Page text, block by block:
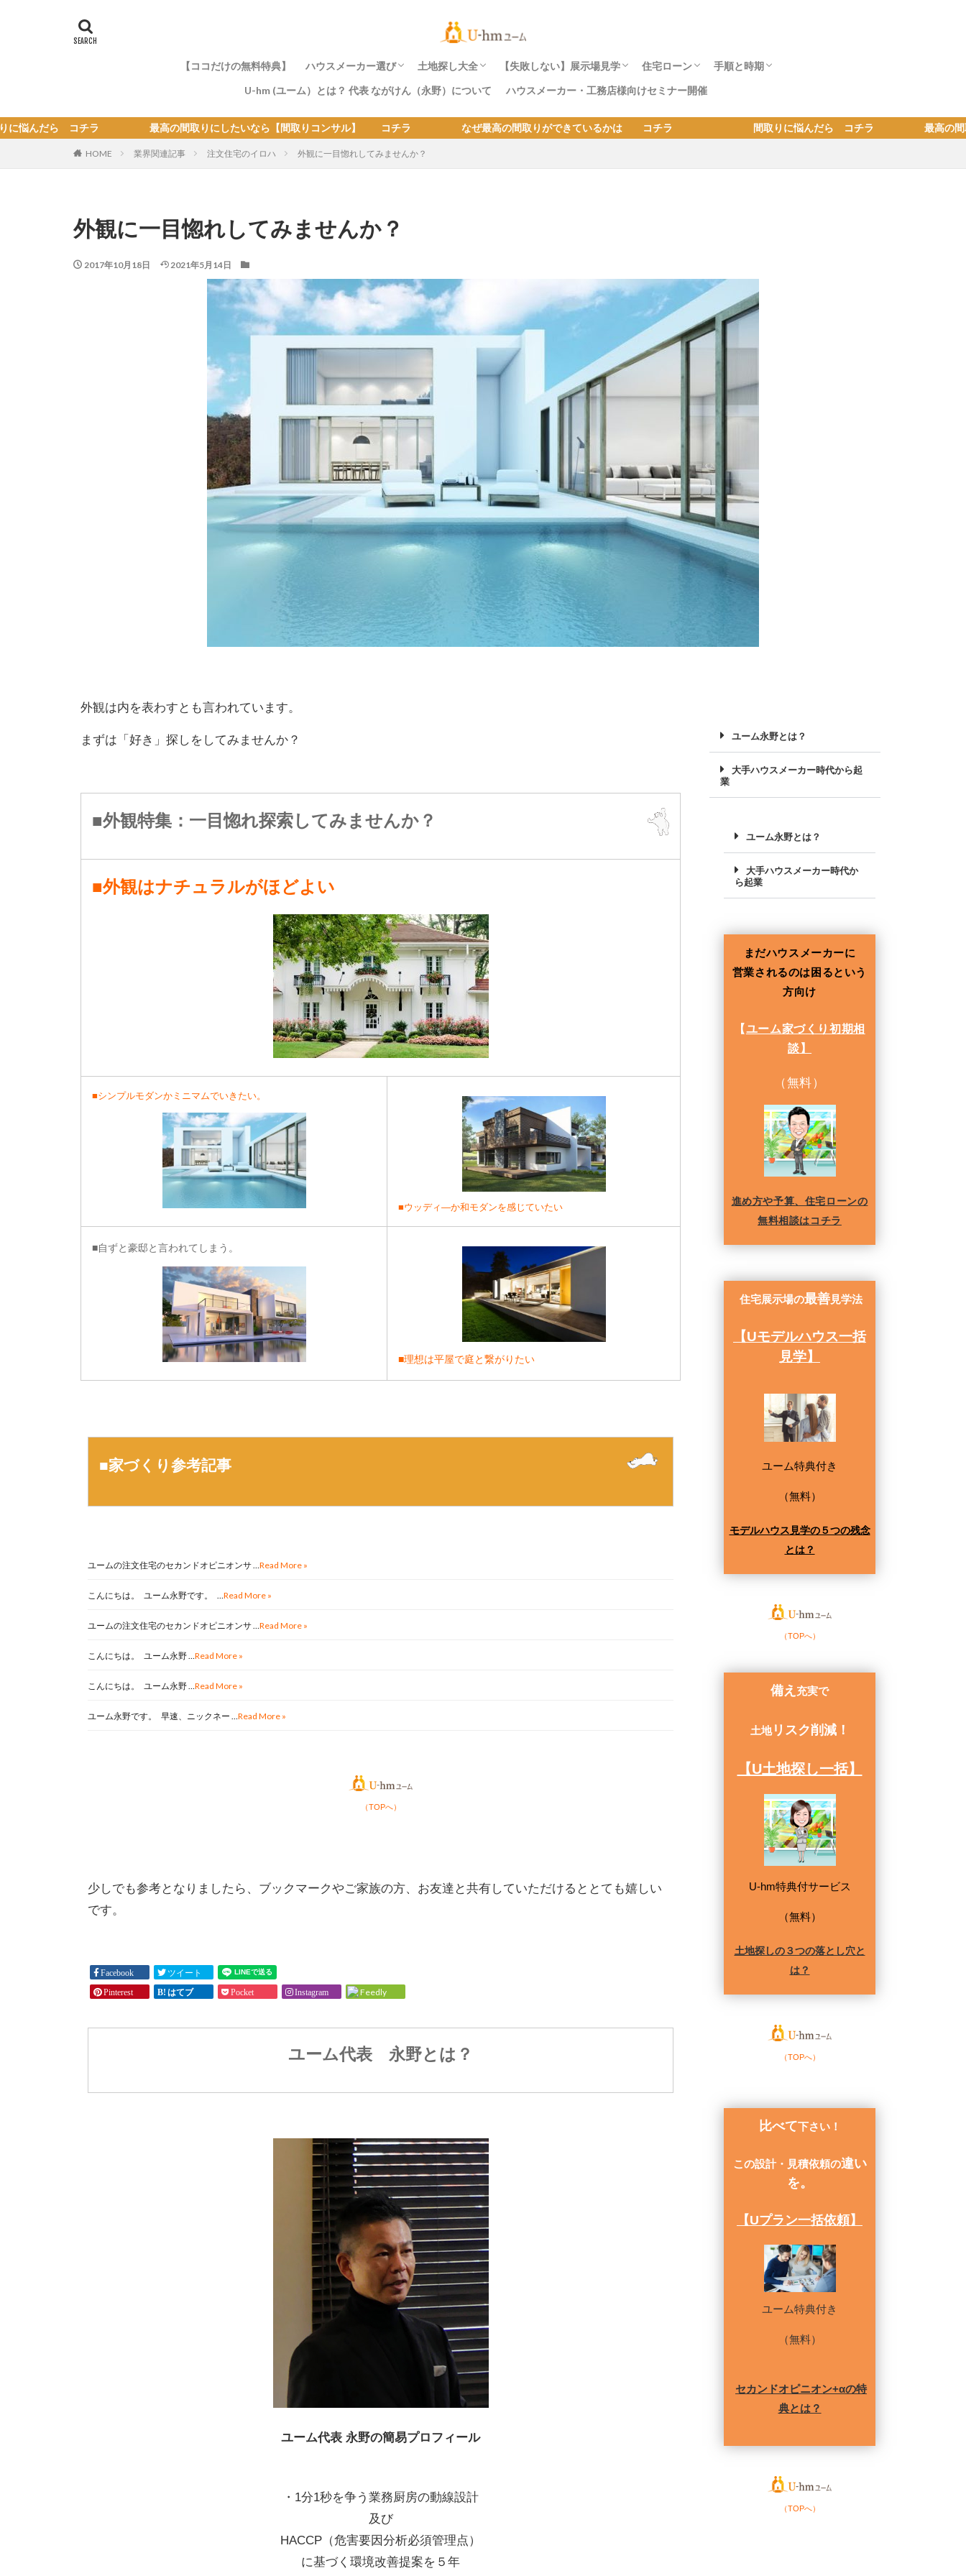
【ココだけの無料特典】 ハウスメーカー選び
ハウスメーカー耐震ランク一覧表
熊本地震・東日本・阪神淡路大震災でハウス
メーカーの倒壊・全壊被害
ユームおすすめのハウスメーカー5社とは？
その理由
へーベルハウスの耐震性
積水ハウス耐震性
ダイワハウスの耐震性
住友林業の耐震性
三井ホームの耐震性
パナホームの耐震性
セキスイハイムの耐震性
ミサワホームの耐震性
トヨタホームの耐震性
一条工務店の耐震性
エスバイエルホームの耐震性
スウェーデンハウスの耐震性
ハウスメーカーが潰れた時の被害実例。4つ
の危機が同時に来る2020年問題とは？
ハウスメーカー選びの失敗例をおしえて｜失
敗しない３つの方法
土地探し大全
土地探しから家を建てる方が住宅展示場へ行
く際の注意事項と対策
【土地探しのコツ大全 】失敗後悔しない土
地の探し方
【実例報告】土地探しとハウスメーカー選び
のコツが凝縮！
土地価格・建物坪単価別の総費用｜土地を購
入して家を建てる費用
土地探し~家を建てるまでの流れとコツ
良い土地が見つからない人の5つの特徴と解
土地探しも住宅展示場で。ハウスメーカー社
有地のメリットとデメリット。
土地の値引はできますか？ どのぐらい安く
なりますか？
【失敗しない】展示場見学
住宅展示場の見学の予約は必要？ 注意事項
は？｜家づくり質問箱
土地探しから家を建てる方が住宅展示場へ行
く際の注意事項と対策
土地探しも住宅展示場で。ハウスメーカー社
有地のメリットとデメリット。
住宅ローン
住宅ローンの事前審査の注意点は？ 本審査
で減額の理由も知っておこう。
年収400万
自己資金
土地購入と住宅ローンの流れと期間｜手付金
やローンの支払時期と金額
住宅ローン借入減額の理由
手順と時期
金・借入による建て時
子育て世代の建て時は？
ット・デメリット
の手順と注意点
する方法とコツ
しの家が建つまで
U-hm (ユーム）とは？ 代表 ながけん（永野）について ハウスメーカー・工務店様向けセミナー開催
の間取りにしたいなら【間取りコンサル】 コチラ なぜ最高の間取りができているかは コチラ 間取りに悩んだら コチラ 最高の間取りにしたいなら【
HOME 業界関連記事 注文住宅のイロハ 外観に一目惚れしてみませんか？
外観に一目惚れしてみませんか？
2017年10月18日 2021年5月14日
外観は内を表わすとも言われています。
まずは「好き」探しをしてみませんか？
■外観特集：一目惚れ探索してみませんか？
■外観はナチュラルがほどよい
■シンプルモダンかミニマムでいきたい。
■ウッディ―か和モダンを感じていたい
■自ずと豪邸と言われてしまう。
■理想は平屋で庭と繋がりたい
■家づくり参考記事
ユームの注文住宅のセカンドオピニオンサ …Read More »
こんにちは。 ユーム永野です。 …Read More »
ユームの注文住宅のセカンドオピニオンサ …Read More »
こんにちは。 ユーム永野 …Read More »
こんにちは。 ユーム永野 …Read More »
ユーム永野です。 早速、ニックネー …Read More »
（TOPへ）
少しでも参考となりましたら、ブックマークやご家族の方、お友達と共有していただけるととても嬉しい
です。
Facebook ツイート
Pinterest はてブ Pocket Instagram Feedly
ユーム代表 永野とは？
ユーム代表 永野の簡易プロフィール
・1分1秒を争う業務厨房の動線設計
及び
HACCP（危害要因分析必須管理点）
に基づく環境改善提案を５年
ユーム永野とは？
大手ハウスメーカー時代から起
業
ユーム永野とは？
大手ハウスメーカー時代か
ら起業
まだハウスメーカーに
営業されるのは困るという
方向け
【ユーム家づくり初期相
談 】
（無料）
進め方や予算、住宅ローンの
無料相談はコチラ
住宅展示場の最善見学法
【Uモデルハウス一括
見学】
ユーム特典付き
（無料）
モデルハウス見学の５つの残念
とは？
（TOPへ）
備え 充実で
土地リスク削減！
【U土地探し一括】
U-hm特典付サービス
（無料）
土地探しの３つの落とし穴と
は？
（TOPへ）
比べて下さい！
この設計・見積依頼の違い
を。
【Uプラン一括依頼】
ユーム特典付き
（無料）
セカンドオピニオン+αの特
典とは？
（TOPへ）